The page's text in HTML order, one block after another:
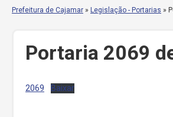
Prefeitura de Cajamar » Legislação - Portarias »
Portaria 2069
2069 Baixar